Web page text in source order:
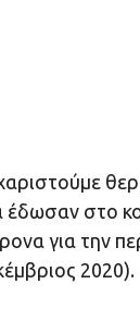
έδωσαν στο
για την
2020).